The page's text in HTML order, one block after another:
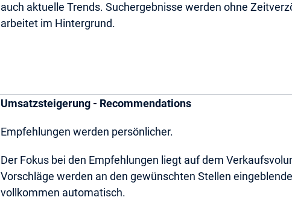
auch aktuelle Trends. Suchergebnisse werden ohne
arbeitet im Hintergrund.
Umsatzsteigerung - Recommendations
Empfehlungen werden persönlicher.
Der Fokus bei den Empfehlungen liegt auf dem
Vorschläge werden an den gewünschten Stellen
vollkommen automatisch.